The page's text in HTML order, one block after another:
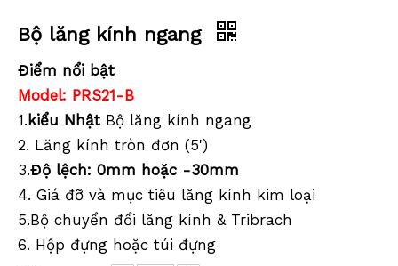
Bộ lăng kính ngang (BLK360,X12) Bộ lăng kính ngang
Bộ lăng kính ngang
Điểm nổi bật
Model: PRS21-B
1. kiểu Nhật Bộ lăng kính ngang
2. Lăng kính tròn đơn (5')
3.Độ lệch: 0mm hoặc -30mm
4. Giá đỡ và mục tiêu lăng kính kim loại
5.Bộ chuyển đổi lăng kính & Tribrach
6. Hộp đựng hoặc túi đựng